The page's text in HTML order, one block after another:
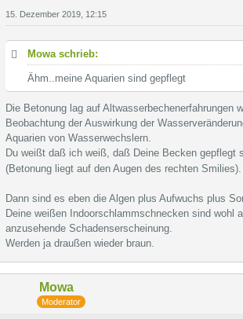
15. Dezember 2019, 12:15
Mowa schrieb:
Ähm..meine Aquarien sind gepflegt
Die Betonung lag auf Altwasserbechenerfahrungen
Beobachtung der Auswirkung der
Aquarien von Wasserwechslern.
Du weißt daß ich weiß, daß Deine Becken gepflegt
(Betonung liegt auf den Augen des rechten Smilies).
Dann sind es eben die Algen plus Aufwuchs plus
Deine weißen Indoorschlammschnecken sind wohl
anzusehende Schadenserscheinung.
Werden ja draußen wieder braun.
Mowa
Moderator